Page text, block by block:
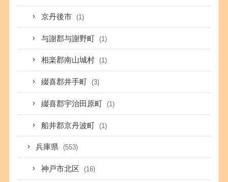
京丹後市 (1)
与謝郡与謝野町 (1)
相楽郡南山城村 (1)
綴喜郡井手町 (3)
綴喜郡宇治田原町 (1)
船井郡京丹波町 (1)
兵庫県 (553)
神戸市北区 (16)